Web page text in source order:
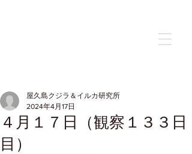
４月１７日（観察１３３日
目）
屋久島クジラ＆イルカ研究所
2024年4月17日